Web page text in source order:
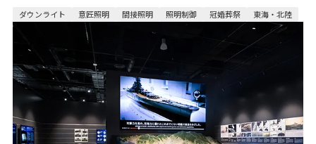
ダウンライト 意匠照明 間接照明 照明制御 冠婚葬祭 東海・北陸